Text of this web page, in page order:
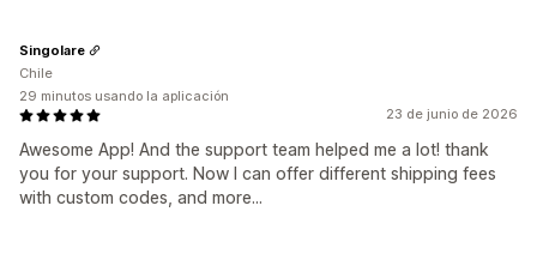
23 de junio de 2026
Awesome App! And the support team helped me a lot! thank
you for your support. Now I can offer different shipping fees
with custom codes, and more...
Singolare
Chile
29 minutos usando la aplicación